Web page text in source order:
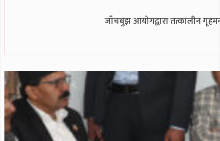
जाँचबुझ आयोगद्वारा तत्कालीन